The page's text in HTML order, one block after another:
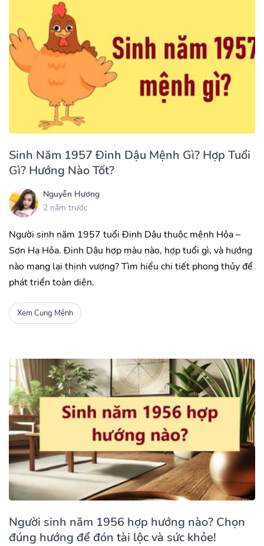
Sinh Năm 1957 Đinh Dậu Mệnh Gì? Hợp Tuổi
Gì? Hướng Nào Tốt?
Nguyễn Hương
2 năm trước
Người sinh năm 1957 tuổi Đinh Dậu thuộc mệnh Hỏa –
Sơn Hạ Hỏa. Đinh Dậu hợp màu nào, hợp tuổi gì, và hướng
nào mang lại thịnh vượng? Tìm hiểu chi tiết phong thủy để
phát triển toàn diện.
Xem Cung Mệnh
Người sinh năm 1956 hợp hướng nào? Chọn
đúng hướng để đón tài lộc và sức khỏe!